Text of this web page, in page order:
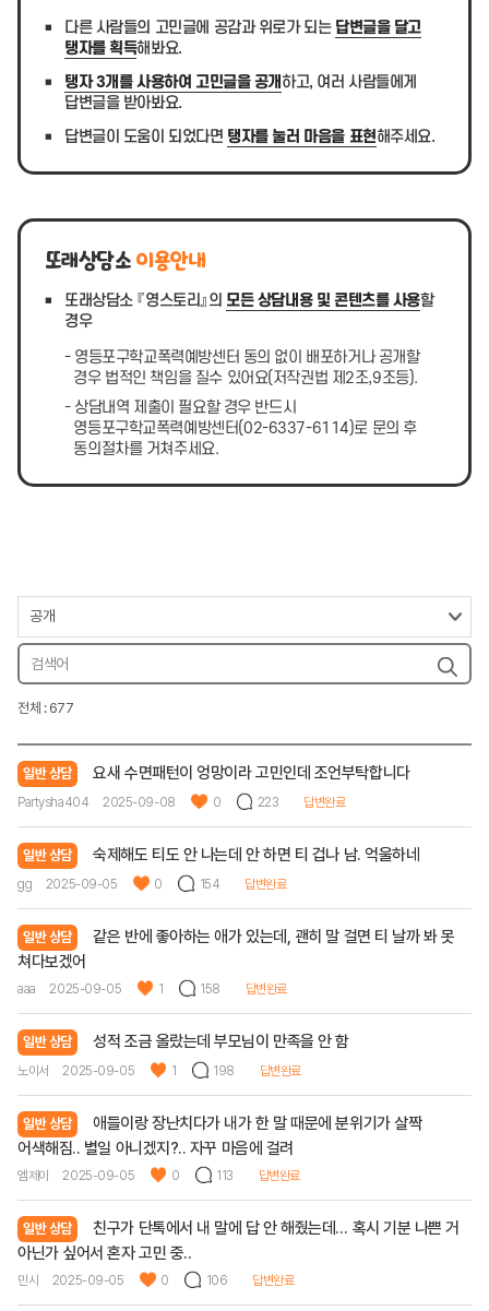
다른 사람들의 고민글에 공감과 위로가 되는 답변글을 달고
탱자를 획득해봐요.
탱자 3개를 사용하여 고민글을 공개 하고, 여러 사람들에게
답변글을 받아봐요.
답변글이 도움이 되었다면 탱자를 눌러 마음을 표현해주세요.
또래상담소 이용안내
또래상담소 『영스토리』의 모든 상담내용 및 콘텐츠를 사용할
경우
- 영등포구학교폭력예방센터 동의 없이 배포하거나 공개할
경우 법적인 책임을 질수 있어요(저작권법 제2조,9조등).
- 상담내역 제출이 필요할 경우 반드시
영등포구학교폭력예방센터(02-6337-6114)로 문의 후
동의절차를 거쳐주세요.
전체 : 677
일반 상담 요새 수면패턴이 엉망이라 고민인데 조언부탁합니다
Partysha404 2025-09-08 0 223 답변완료
일반 상담 숙제해도 티도 안 나는데 안 하면 티 겁나 남. 억울하네
gg 2025-09-05 0 154 답변완료
일반 상담
같은 반에 좋아하는 애가 있는데, 괜히 말 걸면 티 날까 봐 못
쳐다보겠어
aaa 2025-09-05 1 158 답변완료
일반 상담 성적 조금 올랐는데 부모님이 만족을 안 함
노이서 2025-09-05 1 198 답변완료
일반 상담
애들이랑 장난치다가 내가 한 말 때문에 분위기가 살짝
어색해짐.. 별일 아니겠지?.. 자꾸 마음에 걸려
엠제이 2025-09-05 0 113 답변완료
일반 상담
친구가 단톡에서 내 말에 답 안 해줬는데… 혹시 기분 나쁜 거
아닌가 싶어서 혼자 고민 중..
민시 2025-09-05 0 106 답변완료